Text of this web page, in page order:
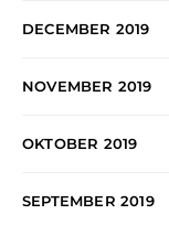
DECEMBER 2019
NOVEMBER 2019
OKTOBER 2019
SEPTEMBER 2019